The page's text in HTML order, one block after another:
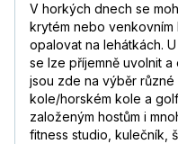
V horkých dnech se
krytém nebo venkovním
opalovat na lehátkách.
se lze příjemně uvolnit
jsou zde na výběr
kole/horském kole a
založeným hostům i
fitness studio, kulečník,